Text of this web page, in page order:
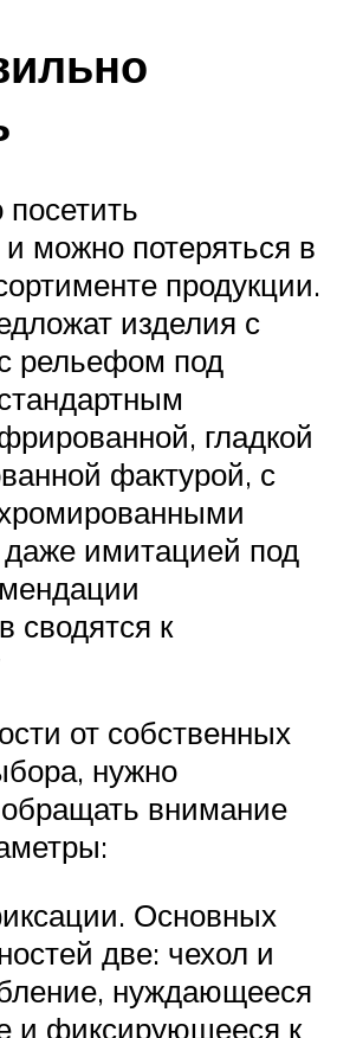
и можно потеряться в
продукции.
изделия с
рельефом под
гладкой
фактурой, с
имитацией под
сводятся к
от собственных
нужно
внимание
Основных
две: чехол и
нуждающееся
и фиксирующееся к